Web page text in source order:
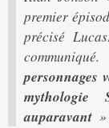
premier
précisé
personnages
auparavant »